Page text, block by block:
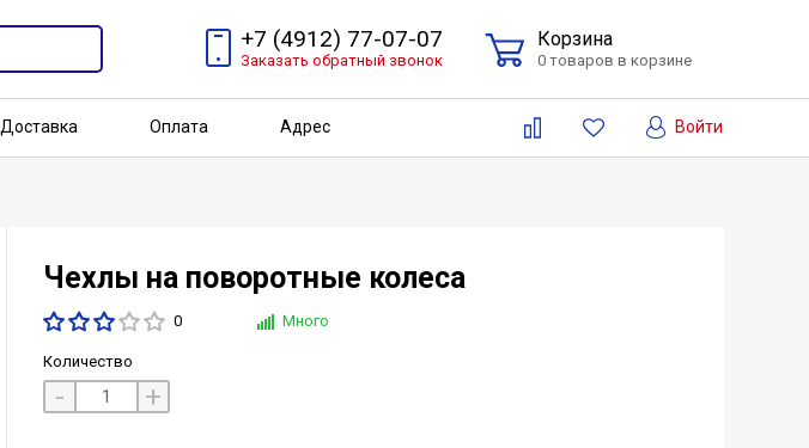
+7 (4912) 77-07-07
Заказать обратный звонок
Корзина
0 товаров в корзине
Доставка Оплата Адрес Войти
Чехлы на поворотные колеса
0 Много
Количество
- +